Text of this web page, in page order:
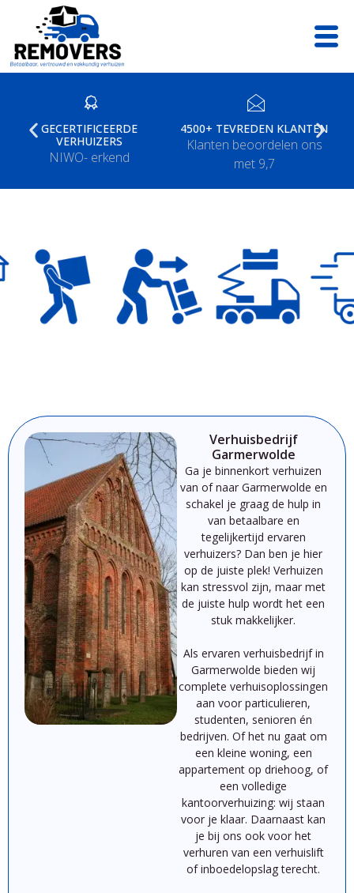
inhoud
VERHUIZERS
NIWO- erkend
4500+ TEVREDEN KLANTEN
Klanten beoordelen ons
ALL-IN
Verhuisbedrijf
Garmerwolde
Ga je binnenkort verhuizen
van of naar Garmerwolde en
schakel je graag de hulp in
van betaalbare en
tegelijkertijd ervaren
verhuizers? Dan ben je hier
op de juiste plek! Verhuizen
kan stressvol zijn, maar met
de juiste hulp wordt het een
stuk makkelijker.
Als ervaren verhuisbedrijfin
Garmerwolde bieden wij
complete verhuisoplossingen
aan voor particulieren,
studenten, senioren én
bedrijven. Ofhet nu gaat om
een kleine woning, een
appartement op driehoog, of
een volledige
kantoorverhuizing: wij staan
voor je klaar. Daarnaast kan
je bij ons ook voor het
verhuren van een verhuislift
of inboedelopslag terecht.